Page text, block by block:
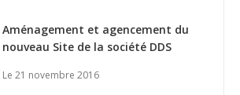
Aménagement et agencement du
nouveau Site de la société DDS
Le 21 novembre 2016